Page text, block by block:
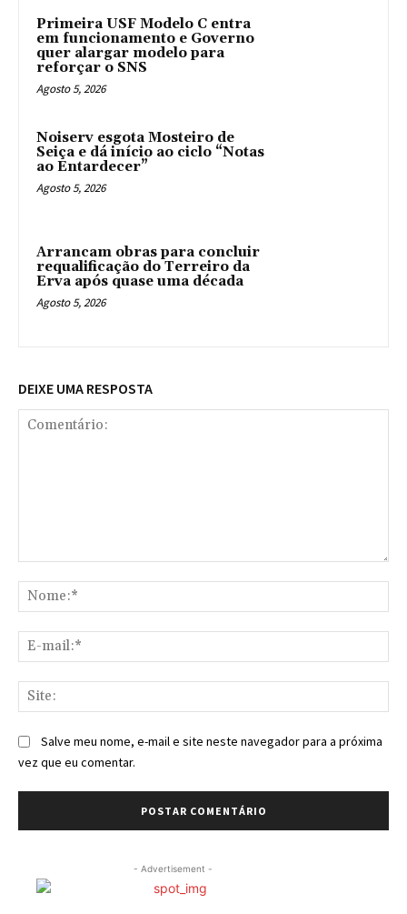
Primeira USF Modelo C entra
em funcionamento e Governo
quer alargar modelo para
reforçar o SNS
Agosto 5, 2026
Noiserv esgota Mosteiro de
Seiça e dá início ao ciclo “Notas
ao Entardecer”
Agosto 5, 2026
Arrancam obras para concluir
requalificação do Terreiro da
Erva após quase uma década
Agosto 5, 2026
DEIXE UMA RESPOSTA
Salve meu nome, e-mail e site neste navegador para a próxima
vez que eu comentar.
- Advertisement -